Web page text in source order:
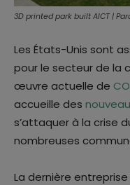
3D printed park built AICT |
Les États-Unis sont
pour le secteur de la
œuvre actuelle de
accueille des
s’attaquer à la crise
nombreuses
La dernière